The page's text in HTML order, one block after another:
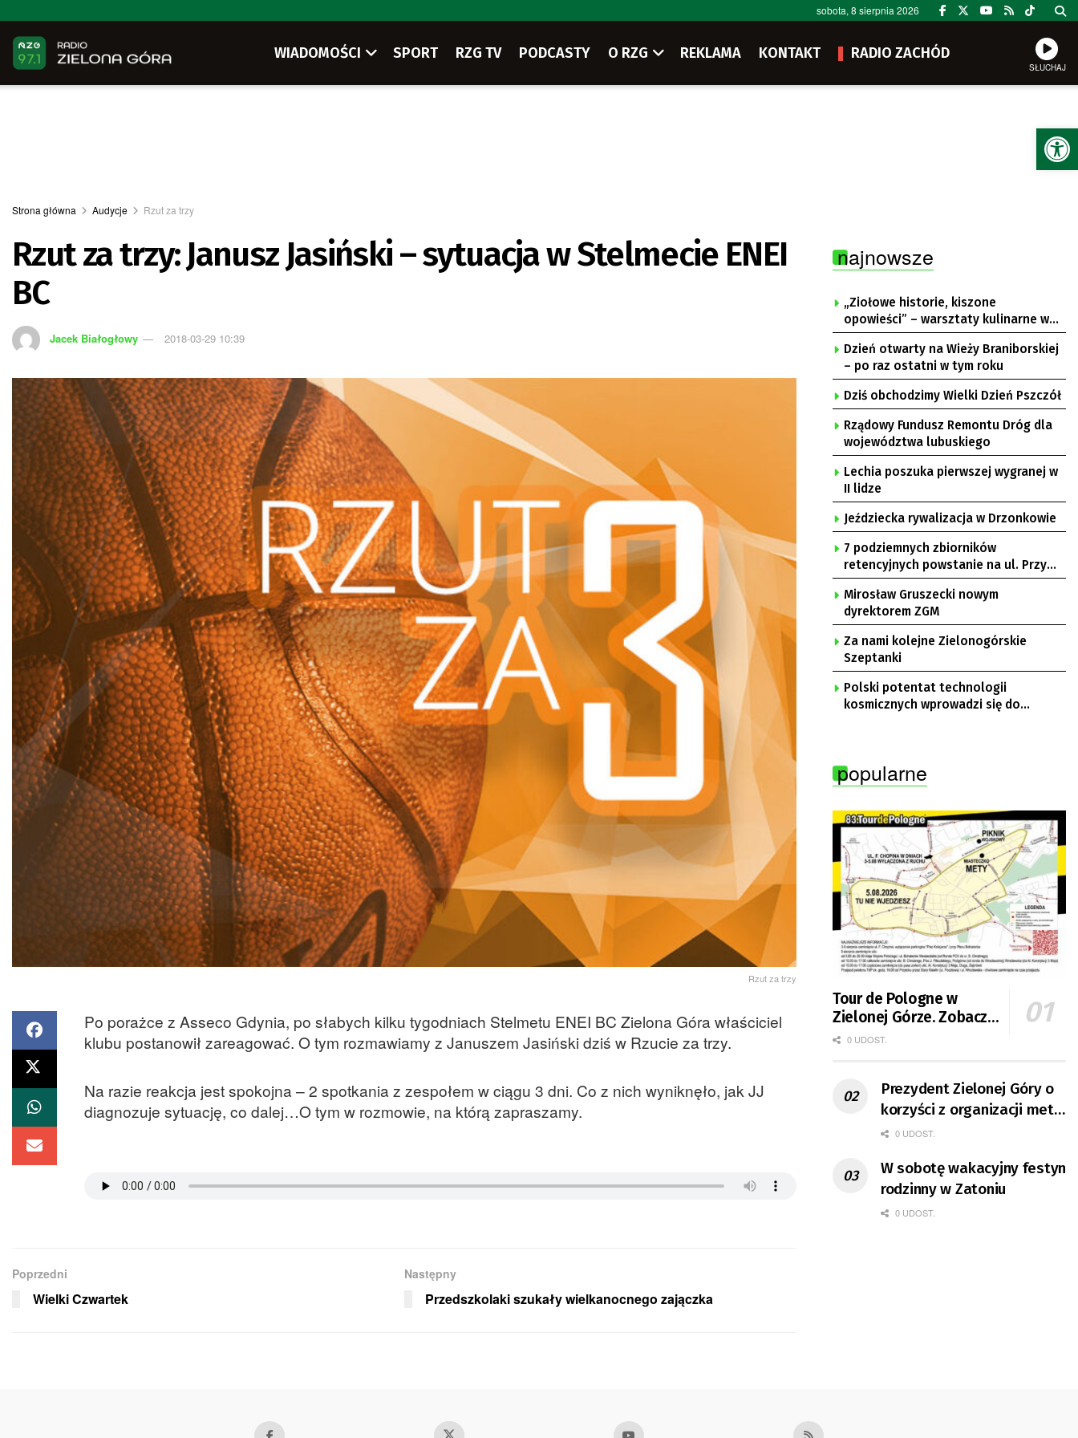
sobota, 8 sierpnia 2026
WIADOMOŚCI SPORT RZG TV PODCASTY O RZG REKLAMA KONTAKT RADIO ZACHÓD
SŁUCHAJ
Strona główna Audycje Rzut za trzy
Rzut za trzy: Janusz Jasiński – sytuacja w Stelmecie ENEI
BC
Jacek Białogłowy 2018-03-29 10:39
Rzut za trzy
Po porażce z Asseco Gdynia, po słabych kilku tygodniach Stelmetu ENEI BC Zielona Góra właściciel
klubu postanowił zareagować. O tym rozmawiamy z Januszem Jasiński dziś w Rzucie za trzy.
Na razie reakcja jest spokojna – 2 spotkania z zespołem w ciągu 3 dni. Co z nich wyniknęło, jak JJ
diagnozuje sytuację, co dalej…O tym w rozmowie, na którą zapraszamy.
Poprzedni
Wielki Czwartek
Następny
Przedszkolaki szukały wielkanocnego zajączka
najnowsze
„Ziołowe historie, kiszone
opowieści” – warsztaty kulinarne w
Krępie
Dzień otwarty na Wieży Braniborskiej
– po raz ostatni w tym roku
Dziś obchodzimy Wielki Dzień Pszczół
Rządowy Fundusz Remontu Dróg dla
województwa lubuskiego
Lechia poszuka pierwszej wygranej w
II lidze
Jeździecka rywalizacja w Drzonkowie
7 podziemnych zbiorników
retencyjnych powstanie na ul. Przy
Gazowni
Mirosław Gruszecki nowym
dyrektorem ZGM
Za nami kolejne Zielonogórskie
Szeptanki
Polski potentat technologii
kosmicznych wprowadzi się do
popularne
Tour de Pologne w
Zielonej Górze. Zobacz
zmiany w organizacji
0 UDOST.
Prezydent Zielonej Góry o
korzyści z organizacji mety
Tour de Pologne
0 UDOST.
W sobotę wakacyjny festyn
rodzinny w Zatoniu
0 UDOST.